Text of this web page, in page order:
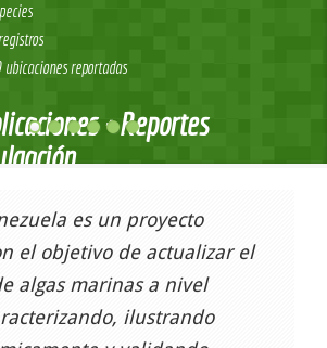
ubicaciones reportadas
+ Reportes
es un proyecto
el objetivo de actualizar el
algas marinas a nivel
ilustrando